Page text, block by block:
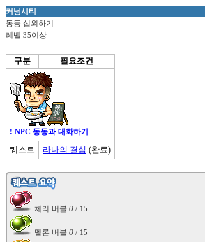
커닝시티
동동 섭외하기
레벨 35이상
구분 필요조건
! NPC 동동과 대화하기
퀘스트 라나의 결심 (완료)
체리 버블 0
멜론 버블 0